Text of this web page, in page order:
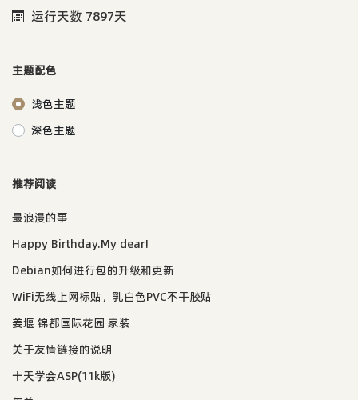
运行天数 7897天
主题配色
浅色主题
深色主题
推荐阅读
最浪漫的事
Happy Birthday.My dear!
Debian如何进行包的升级和更新
WiFi无线上网标贴，乳白色PVC不干胶贴
姜堰 锦都国际花园 家装
关于友情链接的说明
十天学会ASP(11k版)